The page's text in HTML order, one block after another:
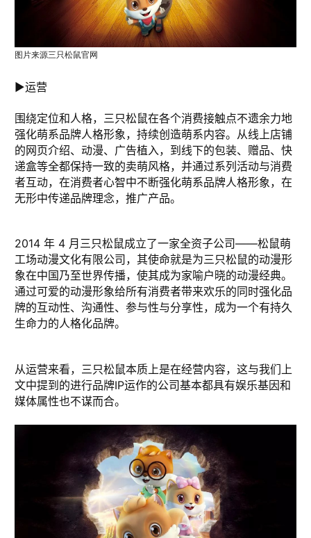
图片来源三只松鼠官网
►运营
围绕定位和人格，三只松鼠在各个消费接触点不遗余力地
强化萌系品牌人格形象，持续创造萌系内容。从线上店铺
的网页介绍、动漫、广告植入，到线下的包装、赠品、快
递盒等全都保持一致的卖萌风格，并通过系列活动与消费
者互动，在消费者心智中不断强化萌系品牌人格形象，在
无形中传递品牌理念，推广产品。
2014 年 4 月三只松鼠成立了一家全资子公司——松鼠萌
工场动漫文化有限公司，其使命就是为三只松鼠的动漫形
象在中国乃至世界传播，使其成为家喻户晓的动漫经典。
通过可爱的动漫形象给所有消费者带来欢乐的同时强化品
牌的互动性、沟通性、参与性与分享性，成为一个有持久
生命力的人格化品牌。
从运营来看，三只松鼠本质上是在经营内容，这与我们上
文中提到的进行品牌IP运作的公司基本都具有娱乐基因和
媒体属性也不谋而合。